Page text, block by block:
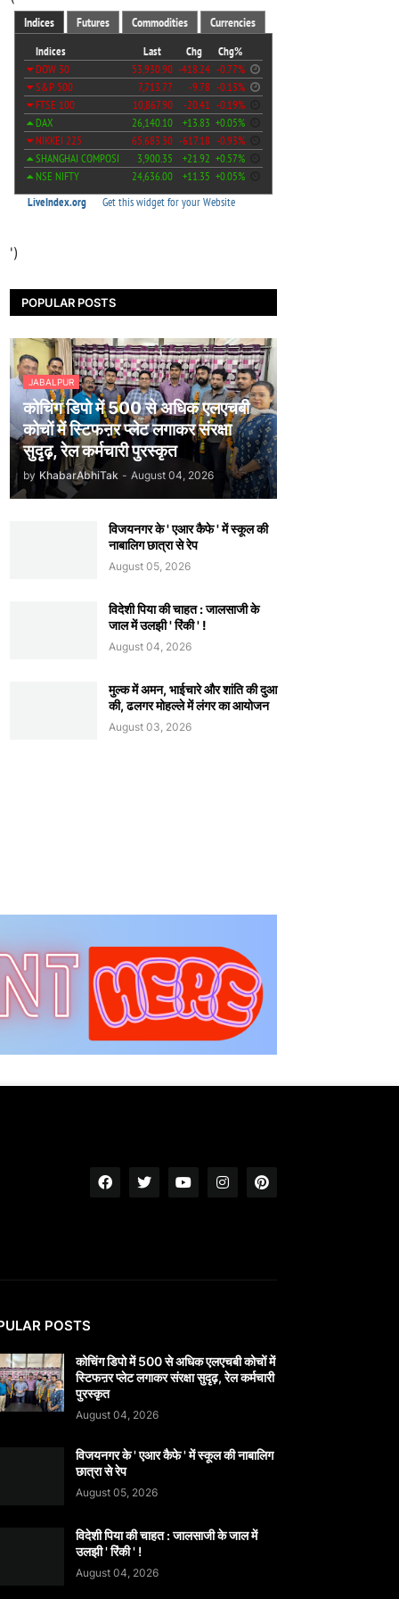
')
POPULAR POSTS
JABALPUR
कोचिंग डिपो में 500 से अधिक एलएचबी
कोचों में स्टिफऩर प्लेट लगाकर संरक्षा
सुदृढ़, रेल कर्मचारी पुरस्कृत
by KhabarAbhiTak - August 04, 2026
विजयनगर के ' एआर कैफे ' में स्कूल की
नाबालिग छात्रा से रेप
August 05, 2026
विदेशी पिया की चाहत : जालसाजी के
जाल में उलझी ' रिंकी ' !
August 04, 2026
मुल्क में अमन, भाईचारे और शांति की दुआ
की, ढलगर मोहल्ले में लंगर का आयोजन
August 03, 2026
POSTS
कोचिंग डिपो में 500 से अधिक एलएचबी कोचों में
स्टिफऩर प्लेट लगाकर संरक्षा सुदृढ़, रेल कर्मचारी
पुरस्कृत
August 04, 2026
विजयनगर के ' एआर कैफे ' में स्कूल की नाबालिग
छात्रा से रेप
August 05, 2026
विदेशी पिया की चाहत : जालसाजी के जाल में
उलझी ' रिंकी ' !
August 04, 2026